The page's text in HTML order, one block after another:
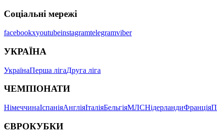
Соціальні мережі
facebookxyoutubeinstagramtelegramviber
УКРАЇНА
УкраїнаПерша лігаДруга ліга
ЧЕМПІОНАТИ
НімеччинаІспаніяАнгліяІталіяБельгіяМЛСНідерландиФранція
ЄВРОКУБКИ